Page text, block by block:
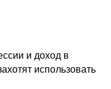
и доход в
использовать